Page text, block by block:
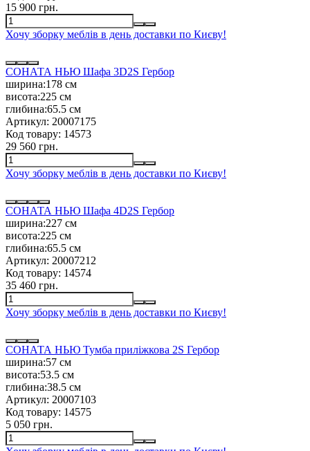
15 900 грн.
Хочу зборку меблів в день доставки по Києву!
СОНАТА НЬЮ Шафа 3D2S Гербор
ширина:178 см
висота:225 см
глибина:65.5 см
Артикул: 20007175
Код товару: 14573
29 560 грн.
Хочу зборку меблів в день доставки по Києву!
СОНАТА НЬЮ Шафа 4D2S Гербор
ширина:227 см
висота:225 см
глибина:65.5 см
Артикул: 20007212
Код товару: 14574
35 460 грн.
Хочу зборку меблів в день доставки по Києву!
СОНАТА НЬЮ Тумба приліжкова 2S Гербор
ширина:57 см
висота:53.5 см
глибина:38.5 см
Артикул: 20007103
Код товару: 14575
5 050 грн.